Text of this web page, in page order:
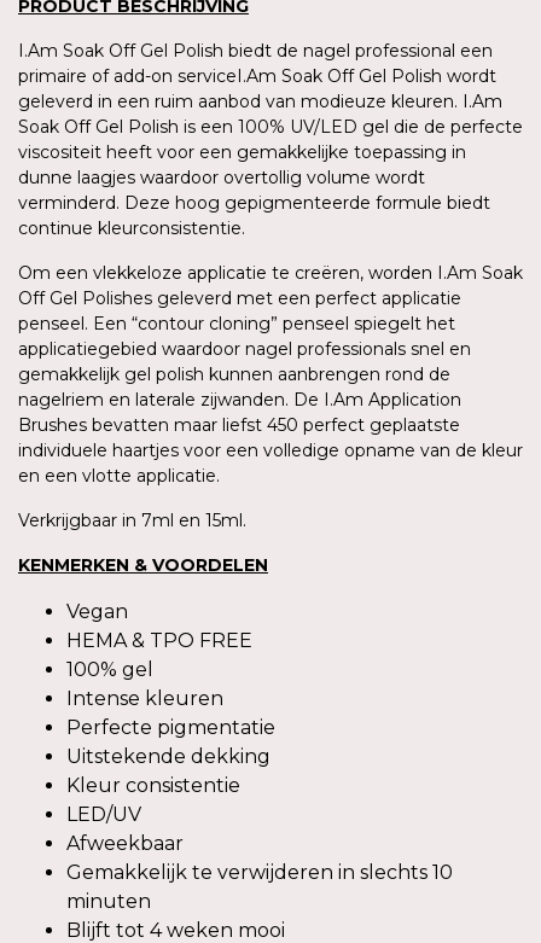
PRODUCT BESCHRIJVING
I.Am Soak Off Gel Polish biedt de nagel professional een
primaire of add-on serviceI.Am Soak Off Gel Polish wordt
geleverd in een ruim aanbod van modieuze kleuren. I.Am
Soak Off Gel Polish is een 100% UV/LED gel die de perfecte
viscositeit heeft voor een gemakkelijke toepassing in
dunne laagjes waardoor overtollig volume wordt
verminderd. Deze hoog gepigmenteerde formule biedt
continue kleurconsistentie.
Om een vlekkeloze applicatie te creëren, worden I.Am Soak
Off Gel Polishes geleverd met een perfect applicatie
penseel. Een “contour cloning” penseel spiegelt het
applicatiegebied waardoor nagel professionals snel en
gemakkelijk gel polish kunnen aanbrengen rond de
nagelriem en laterale zijwanden. De I.Am Application
Brushes bevatten maar liefst 450 perfect geplaatste
individuele haartjes voor een volledige opname van de kleur
en een vlotte applicatie.
Verkrijgbaar in 7ml en 15ml.
KENMERKEN & VOORDELEN
Vegan
HEMA & TPO FREE
100% gel
Intense kleuren
Perfecte pigmentatie
Uitstekende dekking
Kleur consistentie
LED/UV
Afweekbaar
Gemakkelijk te verwijderen in slechts 10
minuten
Blijft tot 4 weken mooi